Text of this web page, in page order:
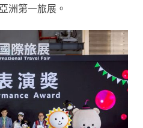
洲第一旅展。